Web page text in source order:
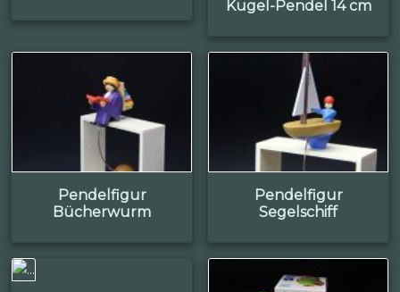
Kugel-Pendel 14 cm
Pendelfigur
Bücherwurm
Pendelfigur
Segelschiff